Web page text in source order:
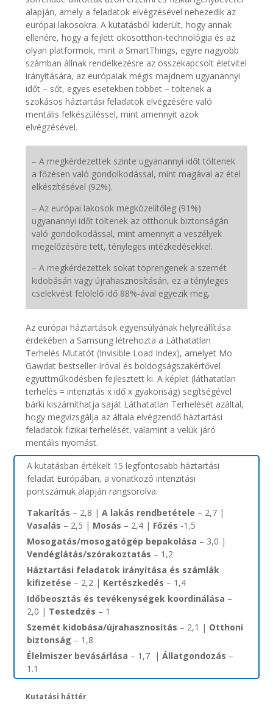
alapján, amely a feladatok elvégzésével nehezedik az
európai lakosokra. A kutatásból kiderült, hogy annak
ellenére, hogy a fejlett okosotthon-technológia és az
olyan platformok, mint a SmartThings, egyre nagyobb
számban állnak rendelkezésre az összekapcsolt életvitel
irányítására, az európaiak mégis majdnem ugyanannyi
időt – sőt, egyes esetekben többet – töltenek a
szokásos háztartási feladatok elvégzésére való
mentális felkészüléssel, mint amennyit azok
elvégzésével.
– A megkérdezettek szinte ugyanannyi időt töltenek
a főzésen való gondolkodással, mint magával az étel
elkészítésével (92%).
– Az európai lakosok megközelítőleg (91%)
ugyanannyi időt töltenek az otthonuk biztonságán
való gondolkodással, mint amennyit a veszélyek
megelőzésére tett, tényleges intézkedésekkel.
– A megkérdezettek sokat töprengenek a szemét
kidobásán vagy újrahasznosításán, ez a tényleges
cselekvést felölelő idő 88%-ával egyezik meg.
Az európai háztartások egyensúlyának helyreállítása
érdekében a Samsung létrehozta a Láthatatlan
Terhelés Mutatót (Invisible Load Index), amelyet Mo
Gawdat bestseller-íróval és boldogságszakértővel
együttműködésben fejlesztett ki. A képlet (láthatatlan
terhelés = intenzitás x idő x gyakoriság) segítségével
bárki kiszámíthatja saját Láthatatlan Terhelését azáltal,
hogy megvizsgálja az általa elvégzendő háztartási
feladatok fizikai terhelését, valamint a velük járó
mentális nyomást.
A kutatásban értékelt 15 legfontosabb háztartási
feladat Európában, a vonatkozó intenzitási
pontszámuk alapján rangsorolva:
Takarítás – 2,8 | A lakás rendbetétele – 2,7 |
Vasalás – 2,5 | Mosás – 2,4 | Főzés -1,5
Mosogatás/mosogatógép bepakolása – 3,0 |
Vendéglátás/szórakoztatás – 1,2
Háztartási feladatok irányítása és számlák
kifizetése – 2,2 | Kertészkedés – 1,4
Időbeosztás és tevékenységek koordinálása –
2,0 | Testedzés – 1
Szemét kidobása/újrahasznosítás – 2,1 | Otthoni
biztonság – 1,8
Élelmiszer bevásárlása – 1,7 |Állatgondozás –
1.1
Kutatási háttér